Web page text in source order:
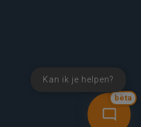
bèta
Kan ik je helpen?